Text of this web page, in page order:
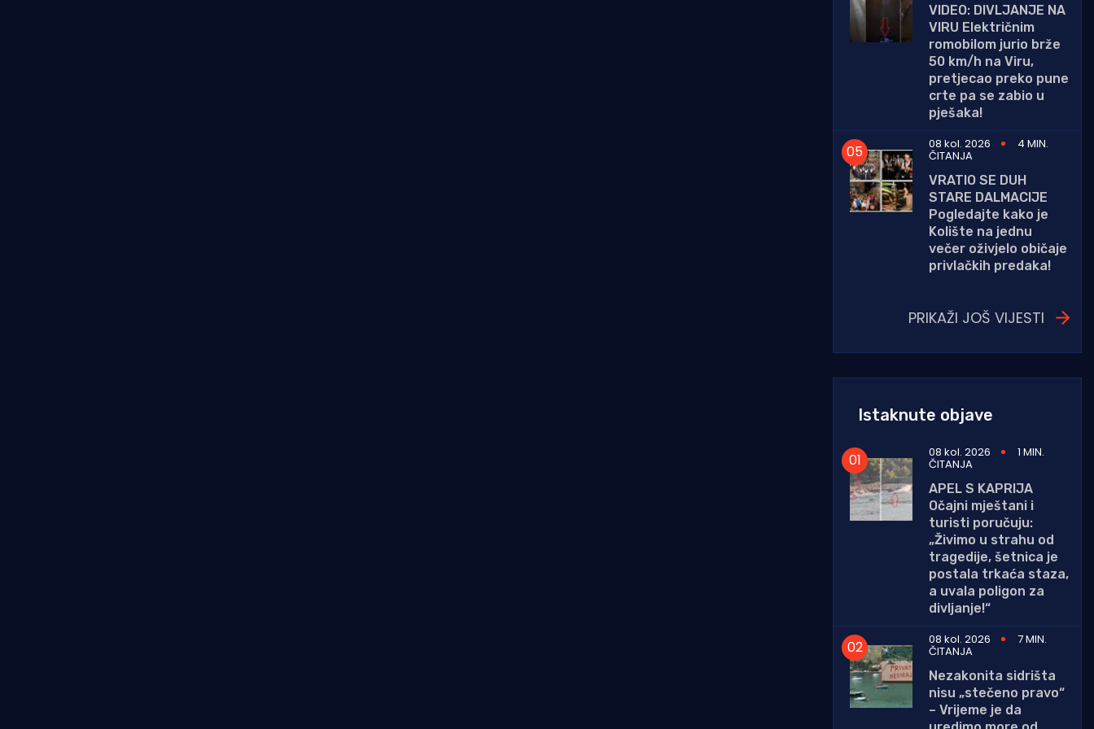
VIDEO: DIVLJANJE NA
VIRU Električnim
romobilom jurio brže
50 km/h na Viru,
pretjecao preko pune
crte pa se zabio u
pješaka!
08 kol. 2026
4 MIN.
ČITANJA
VRATIO SE DUH
STARE DALMACIJE
Pogledajte kako je
Kolište na jednu
večer oživjelo običaje
privlačkih predaka!
PRIKAŽI JOŠ VIJESTI
Istaknute objave
08 kol. 2026 1 MIN.
ČITANJA
APEL S KAPRIJA
Očajni mještani i
turisti poručuju:
„Živimo u strahu od
tragedije, šetnica je
postala trkaća staza,
a uvala poligon za
divljanje!“
08 kol. 2026
7 MIN.
ČITANJA
Nezakonita sidrišta
nisu „stečeno pravo“
– Vrijeme je da